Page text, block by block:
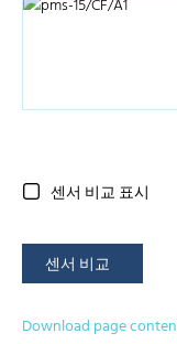
센서 비교 표시
센서 비교
Download page